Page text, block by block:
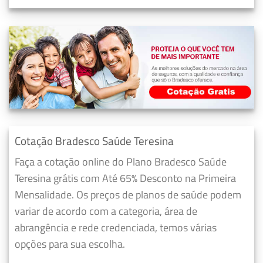
Cotação Bradesco Saúde Teresina
Faça a cotação online do Plano Bradesco Saúde
Teresina grátis com Até 65% Desconto na Primeira
Mensalidade. Os preços de planos de saúde podem
variar de acordo com a categoria, área de
abrangência e rede credenciada, temos várias
opções para sua escolha.